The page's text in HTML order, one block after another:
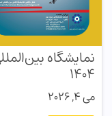
نمایشگاه
۱۴۰۴
می 4, 2026